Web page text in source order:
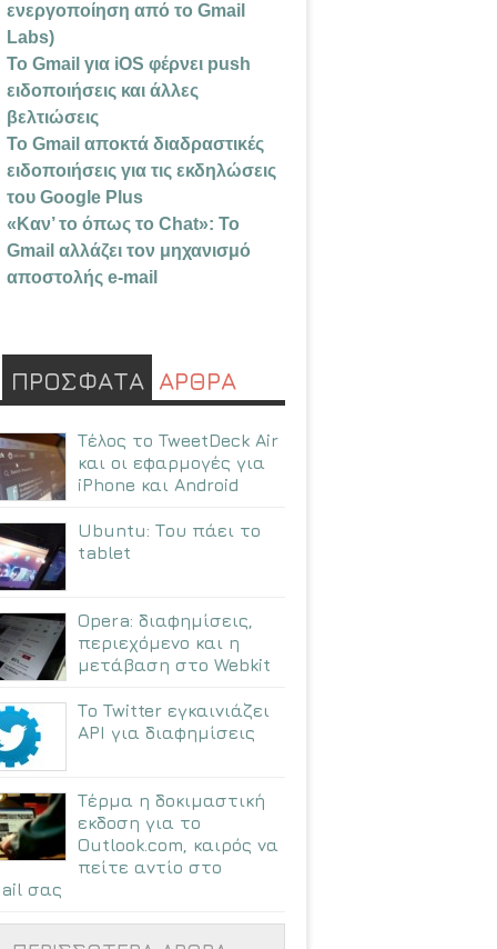
ενεργοποίηση από το Gmail
Labs)
Το Gmail για iOS φέρνει push
ειδοποιήσεις και άλλες
βελτιώσεις
Το Gmail αποκτά διαδραστικές
ειδοποιήσεις για τις εκδηλώσεις
του Google Plus
«Καν’ το όπως το Chat»: Το
Gmail αλλάζει τον μηχανισμό
αποστολής e-mail
ΠΡΟΣΦΑΤΑ ΑΡΘΡΑ
Τέλος το TweetDeck Air
και οι εφαρμογές για
iPhone και Android
Ubuntu: Tου πάει το
tablet
Opera: διαφημίσεις,
περιεχόμενο και η
μετάβαση στο Webkit
Το Twitter εγκαινιάζει
API για διαφημίσεις
Τέρμα η δοκιμαστική
εκδοση για το
Outlook.com, καιρός να
πείτε αντίο στο
σας